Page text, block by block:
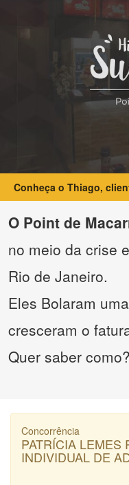
Conheça o Thiago,
O Point de
no meio da crise
Rio de Janeiro.
Eles Bolaram
cresceram o
Quer saber
Concorrência
PATRÍCIA LEMES
INDIVIDUAL DE